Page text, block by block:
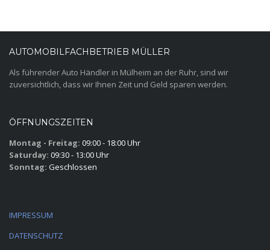
AUTOMOBILFACHBETRIEB MÜLLER
Als führender Auto Händler in Mülheim an der Ruhr, sind wir
zuversichtlich, dass wir Ihnen Zeit und Geld sparen werden.
ÖFFNUNGSZEITEN
Montag - Freitag: 09:00 - 18:00 Uhr
Saturday: 09:30 - 13:00 Uhr
Sonntag: Geschlossen
IMPRESSUM
DATENSCHUTZ